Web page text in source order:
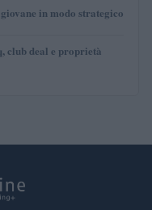
in modo strategico
club deal e proprietà